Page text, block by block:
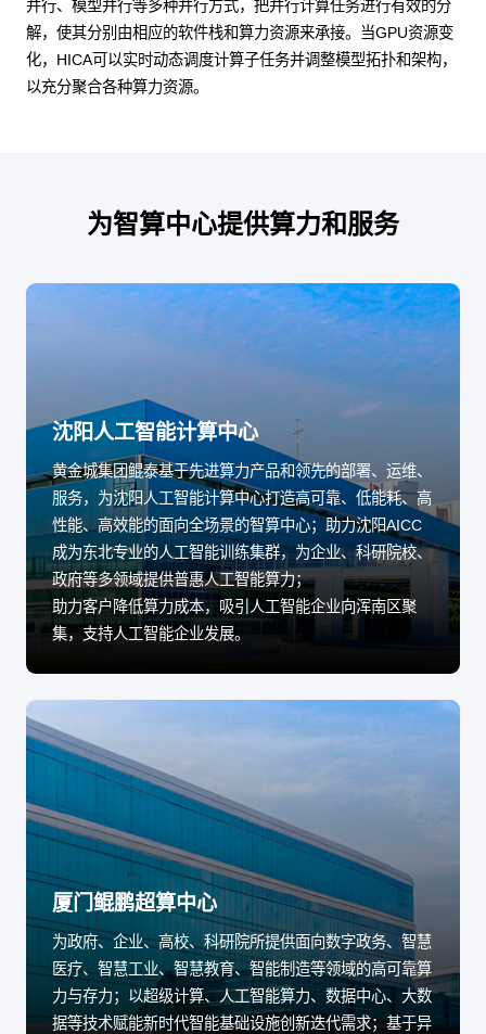
并行、模型并行等多种并行方式，把并行计算任务进行有效的分
解，使其分别由相应的软件栈和算力资源来承接。当GPU资源变
化，HICA可以实时动态调度计算子任务并调整模型拓扑和架构，
以充分聚合各种算力资源。
为智算中心提供算力和服务
沈阳人工智能计算中心
黄金城集团鲲泰基于先进算力产品和领先的部署、运维、
服务，为沈阳人工智能计算中心打造高可靠、低能耗、高
性能、高效能的面向全场景的智算中心；助力沈阳AICC
成为东北专业的人工智能训练集群，为企业、科研院校、
政府等多领域提供普惠人工智能算力；
助力客户降低算力成本，吸引人工智能企业向浑南区聚
集，支持人工智能企业发展。
厦门鲲鹏超算中心
为政府、企业、高校、科研院所提供面向数字政务、智慧
医疗、智慧工业、智慧教育、智能制造等领域的高可靠算
力与存力；以超级计算、人工智能算力、数据中心、大数
据等技术赋能新时代智能基础设施创新迭代需求；基于异